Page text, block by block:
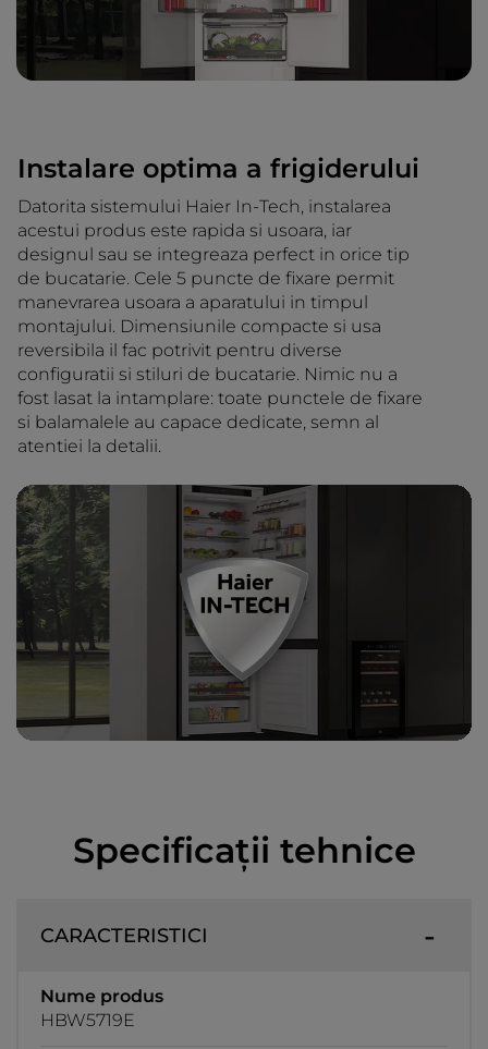
Instalare optima a frigiderului
Datorita sistemului Haier In-Tech, instalarea
acestui produs este rapida si usoara, iar
designul sau se integreaza perfect in orice tip
de bucatarie. Cele 5 puncte de fixare permit
manevrarea usoara a aparatului in timpul
montajului. Dimensiunile compacte si usa
reversibila il fac potrivit pentru diverse
configuratii si stiluri de bucatarie. Nimic nu a
fost lasat la intamplare: toate punctele de fixare
si balamalele au capace dedicate, semn al
atentiei la detalii.
Specificații tehnice
CARACTERISTICI
Nume produs
HBW5719E